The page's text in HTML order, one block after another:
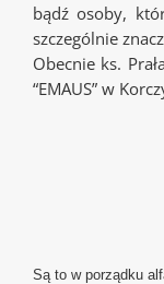
bądź osoby,
szczególnie
Obecnie ks.
“EMAUS” w
Są to w porządku